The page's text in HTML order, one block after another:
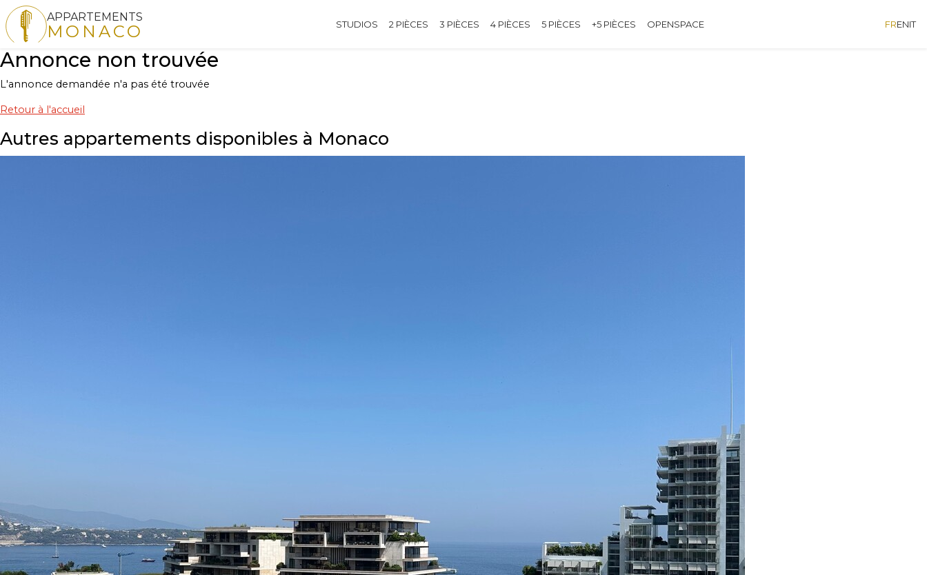
APPARTEMENTS
MONACO STUDIOS 2 PIÈCES 3 PIÈCES 4 PIÈCES 5 PIÈCES +5 PIÈCES OPENSPACE FRENIT
Annonce non trouvée
L'annonce demandée n'a pas été trouvée
Retour à l'accueil
Autres appartements disponibles à Monaco